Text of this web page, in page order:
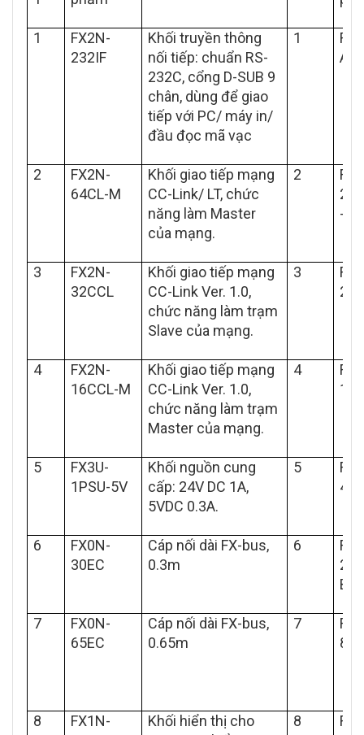
1
FX2N-
232IF
Khối truyền thông
nối tiếp: chuẩn RS-
232C, cổng D-SUB 9
chân, dùng để giao
tiếp với PC/ máy in/
đầu đọc mã vạc
1
AW
2
FX2N-
64CL-M
Khối giao tiếp mạng
CC-Link/ LT, chức
năng làm Master
của mạng.
2
FX-
-H
3
FX2N-
32CCL
Khối giao tiếp mạng
CC-Link Ver. 1.0,
chức năng làm trạm
Slave của mạng.
3
4
FX2N-
16CCL-M
Khối giao tiếp mạng
CC-Link Ver. 1.0,
chức năng làm trạm
Master của mạng.
4
5
FX3U-
1PSU-5V
Khối nguồn cung
cấp: 24V DC 1A,
5VDC 0.3A.
5
6
FX0N-
30EC
Cáp nối dài FX-bus,
0.3m
6
B
7
FX0N-
65EC
Cáp nối dài FX-bus,
0.65m
7
8
FX1N-
Khối hiển thị cho
8